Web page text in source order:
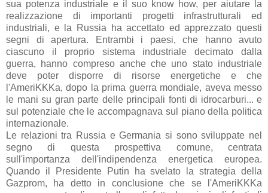
sua potenza industriale e il suo know how, per aiutare la
realizzazione di importanti progetti infrastrutturali ed
industriali, e la Russia ha accettato ed apprezzato questi
segni di apertura. Entrambi i paesi, che hanno avuto
ciascuno il proprio sistema industriale decimato dalla
guerra, hanno compreso anche che uno stato industriale
deve poter disporre di risorse energetiche e che
l'AmeriKKKa, dopo la prima guerra mondiale, aveva messo
le mani su gran parte delle principali fonti di idrocarburi... e
sul potenziale che le accompagnava sul piano della politica
internazionale.
Le relazioni tra Russia e Germania si sono sviluppate nel
segno di questa prospettiva comune, centrata
sull'importanza dell'indipendenza energetica europea.
Quando il Presidente Putin ha svelato la strategia della
Gazprom, ha detto in conclusione che se l'AmeriKKKa